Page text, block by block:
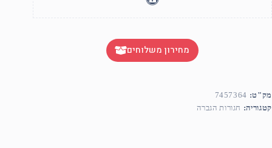
מחירון משלוחים
מק"ט: 7457364
קטגוריה: חגורות הגברה